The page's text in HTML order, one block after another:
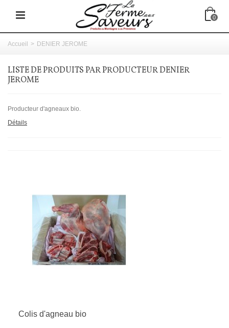
0
Accueil > DENIER JEROME
LISTE DE PRODUITS PAR PRODUCTEUR DENIER
JEROME
Producteur d'agneaux bio.
Détails
Colis d'agneau bio